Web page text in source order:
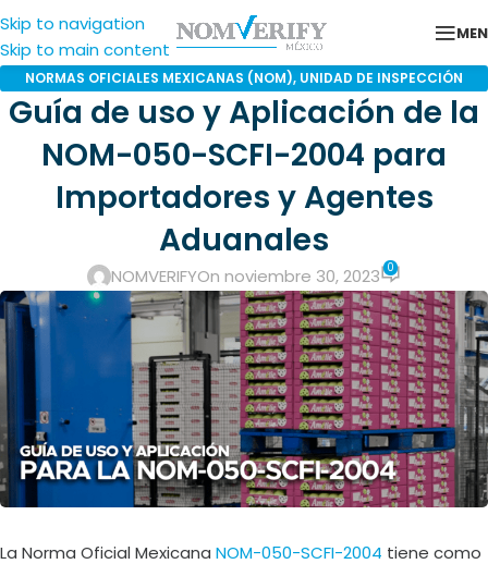
Skip to navigation
Skip to main content
NORMAS OFICIALES MEXICANAS (NOM), UNIDAD DE INSPECCIÓN
ACREDITADA
Guía de uso y Aplicación de la
NOM-050-SCFI-2004 para
Importadores y Agentes
Aduanales
NOMVERIFYOn noviembre 30, 2023 0
La Norma Oficial Mexicana NOM-050-SCFI-2004 tiene como